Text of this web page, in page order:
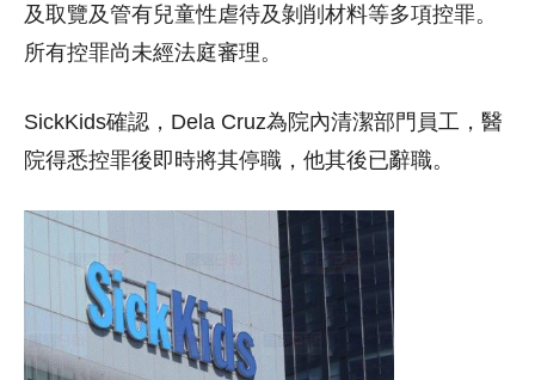
及取覽及管有兒童性虐待及剝削材料等多項控罪。
所有控罪尚未經法庭審理。
SickKids確認，Dela Cruz為院內清潔部門員工，醫
院得悉控罪後即時將其停職，他其後已辭職。